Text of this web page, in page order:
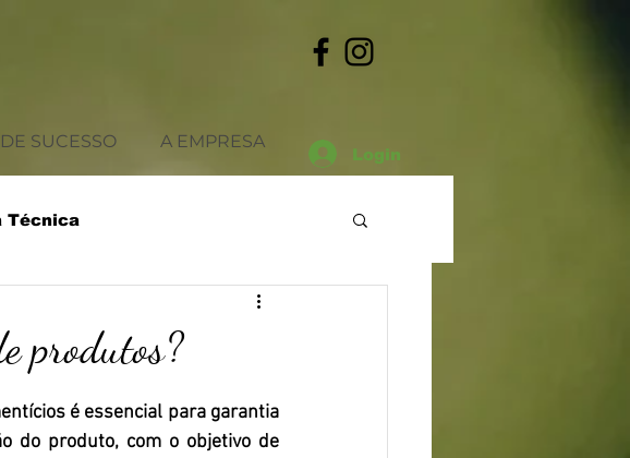
SUCESSO A EMPRESA
Login
Técnica
produtos?
é essencial para garantia
do produto, com o objetivo de